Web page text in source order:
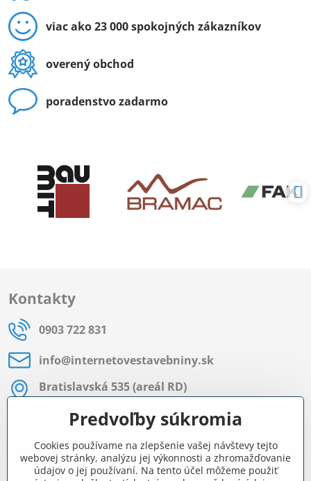
viac ako 23 000 spokojných zákazníkov
overený obchod
poradenstvo zadarmo
Kontakty
0903 722 831
info​@internetovestavebniny​.sk
Bratislavská 535 (areál RD)
Most pri Bratislave
Pon - Pia 8:00 - 11:30 a 12:15 - 15:30
Facebook
Predvoľby súkromia
Cookies používame na zlepšenie vašej návštevy tejto
webovej stránky, analýzu jej výkonnosti a zhromažďovanie
údajov o jej používaní. Na tento účel môžeme použiť